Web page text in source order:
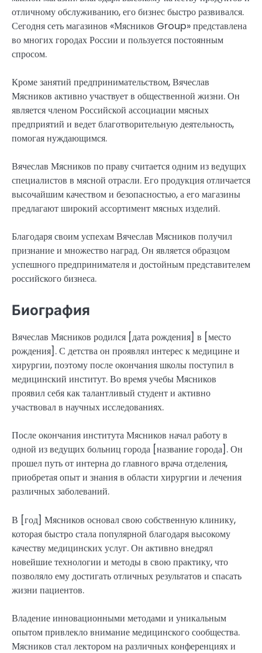
отличному обслуживанию, его бизнес быстро развивался.
Сегодня сеть магазинов «Мясников Group» представлена
во многих городах России и пользуется постоянным
спросом.
Кроме занятий предпринимательством, Вячеслав
Мясников активно участвует в общественной жизни. Он
является членом Российской ассоциации мясных
предприятий и ведет благотворительную деятельность,
помогая нуждающимся.
Вячеслав Мясников по праву считается одним из ведущих
специалистов в мясной отрасли. Его продукция отличается
высочайшим качеством и безопасностью, а его магазины
предлагают широкий ассортимент мясных изделий.
Благодаря своим успехам Вячеслав Мясников получил
признание и множество наград. Он является образцом
успешного предпринимателя и достойным представителем
российского бизнеса.
Биография
Вячеслав Мясников родился [дата рождения] в [место
рождения]. С детства он проявлял интерес к медицине и
хирургии, поэтому после окончания школы поступил в
медицинский институт. Во время учебы Мясников
проявил себя как талантливый студент и активно
участвовал в научных исследованиях.
После окончания института Мясников начал работу в
одной из ведущих больниц города [название города]. Он
прошел путь от интерна до главного врача отделения,
приобретая опыт и знания в области хирургии и лечения
различных заболеваний.
В [год] Мясников основал свою собственную клинику,
которая быстро стала популярной благодаря высокому
качеству медицинских услуг. Он активно внедрял
новейшие технологии и методы в свою практику, что
позволяло ему достигать отличных результатов и спасать
жизни пациентов.
Владение инновационными методами и уникальным
опытом привлекло внимание медицинского сообщества.
Мясников стал лектором на различных конференциях и